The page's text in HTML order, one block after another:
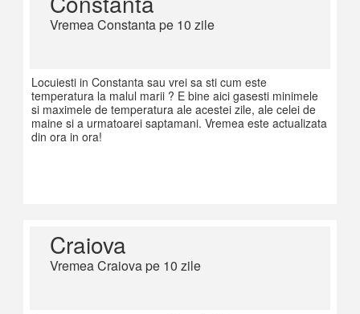
Vremea Constanta pe 10 zile
Locuiesti in Constanta sau vrei sa sti cum este
temperatura la malul marii ? E bine aici gasesti minimele
si maximele de temperatura ale acestei zile, ale celei de
maine si a urmatoarei saptamani. Vremea este actualizata
din ora in ora!
Craiova
Vremea Craiova pe 10 zile